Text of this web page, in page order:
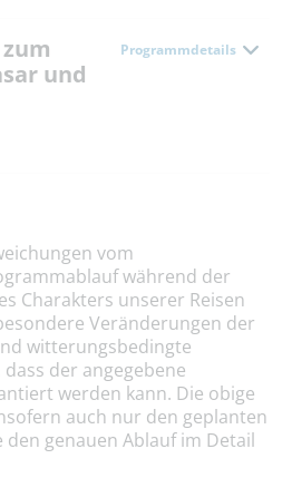
und
Programmdetails
vom
während der
Charakters unserer Reisen
Veränderungen der
witterungsbedingte
der angegebene
werden kann. Die obige
auch nur den geplanten
den genauen Ablauf im Detail